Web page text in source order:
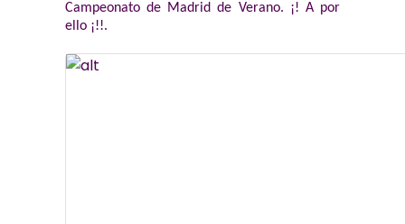
Campeonato de Madrid de Verano. ¡! A por
ello ¡!!.